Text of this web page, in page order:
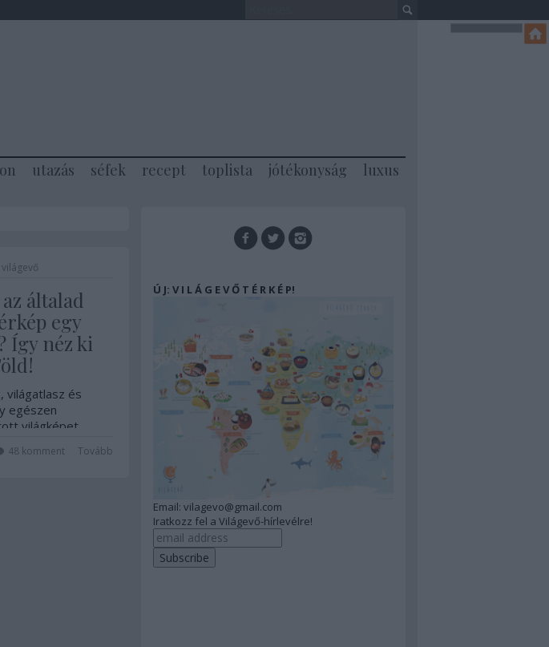
utazás séfek recept toplista jótékonyság luxus
világevő
általad
egy
Így néz ki
világatlasz és
egészen
világképet
Tovább
48komment
Ú J: V I L Á G E V Ő T É R K É P!
Email: vilagevo@gmail.com
Iratkozz fel a Világevő-hírlevélre!